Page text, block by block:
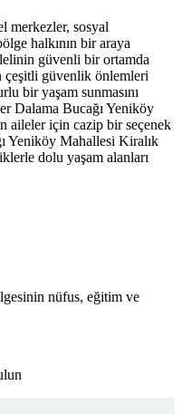
merkezler, sosyal
halkının bir araya
güvenli bir ortamda
çeşitli güvenlik önlemleri
bir yaşam sunmasını
Dalama Bucağı Yeniköy
aileler için cazip bir seçenek
Yeniköy Mahallesi Kiralık
dolu yaşam alanları
nüfus, eğitim ve